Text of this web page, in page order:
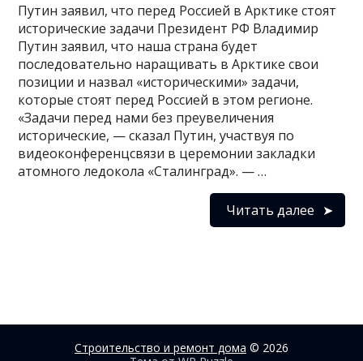
Путин заявил, что перед Россией в Арктике стоят
исторические задачи Президент РФ Владимир
Путин заявил, что наша страна будет
последовательно наращивать в Арктике свои
позиции и назвал «историческими» задачи,
которые стоят перед Россией в этом регионе.
«Задачи перед нами без преувеличения
исторические, — сказал Путин, участвуя по
видеоконференцсвязи в церемонии закладки
атомного ледокола «Сталинград». — …
Читать далее
Строительство и ремонт дома © 2026